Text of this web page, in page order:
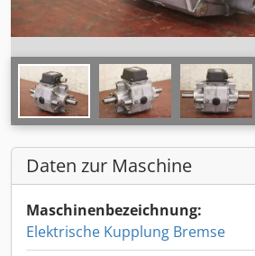
Daten zur Maschine
Maschinenbezeichnung:
Elektrische Kupplung Bremse